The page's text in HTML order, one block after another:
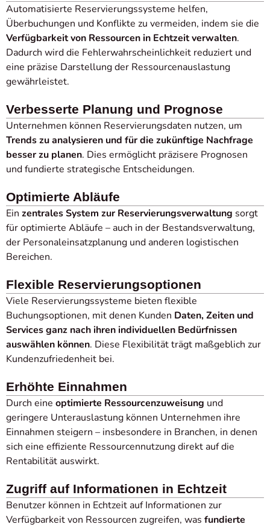
Automatisierte Reservierungssysteme helfen,
Überbuchungen und Konflikte zu vermeiden, indem sie die
Verfügbarkeit von Ressourcen in Echtzeit verwalten.
Dadurch wird die Fehlerwahrscheinlichkeit reduziert und
eine präzise Darstellung der Ressourcenauslastung
gewährleistet.
Verbesserte Planung und Prognose
Unternehmen können Reservierungsdaten nutzen, um
Trends zu analysieren und für die zukünftige Nachfrage
besser zu planen. Dies ermöglicht präzisere Prognosen
und fundierte strategische Entscheidungen.
Optimierte Abläufe
Ein zentrales System zur Reservierungsverwaltung sorgt
für optimierte Abläufe – auch in der Bestandsverwaltung,
der Personaleinsatzplanung und anderen logistischen
Bereichen.
Flexible Reservierungsoptionen
Viele Reservierungssysteme bieten flexible
Buchungsoptionen, mit denen Kunden Daten, Zeiten und
Services ganz nach ihren individuellen Bedürfnissen
auswählen können. Diese Flexibilität trägt maßgeblich zur
Kundenzufriedenheit bei.
Erhöhte Einnahmen
Durch eine optimierte Ressourcenzuweisung und
geringere Unterauslastung können Unternehmen ihre
Einnahmen steigern – insbesondere in Branchen, in denen
sich eine effiziente Ressourcennutzung direkt auf die
Rentabilität auswirkt.
Zugriff auf Informationen in Echtzeit
Benutzer können in Echtzeit auf Informationen zur
Verfügbarkeit von Ressourcen zugreifen, was fundierte